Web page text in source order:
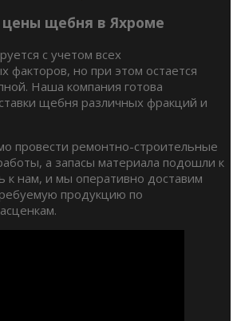
щебня в Яхроме
с учетом всех
факторов, но при этом остается
Наша компания готова
щебня различных фракций и
провести ремонтно-строительные
а запасы материала подошли к
к нам, и мы оперативно доставим
продукцию по